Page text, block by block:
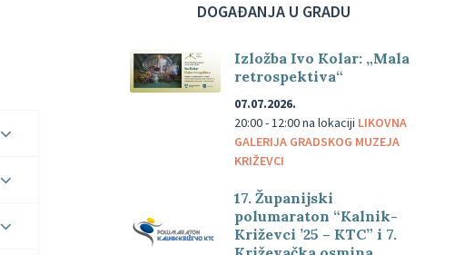
DOGAĐANJA U GRADU
Izložba Ivo Kolar: „Mala
retrospektiva“
07.07.2026.
20:00 - 12:00na lokaciji LIKOVNA
GALERIJA GRADSKOG MUZEJA
KRIŽEVCI
17. Županijski
polumaraton “Kalnik-
Križevci ’25 – KTC” i 7.